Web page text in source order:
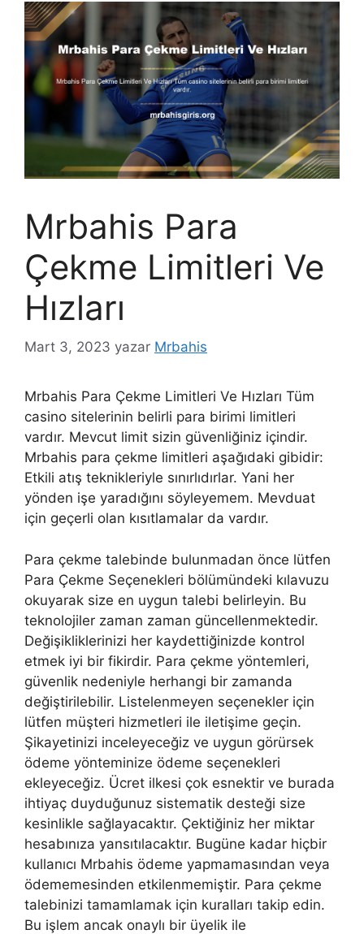
Mrbahis Para
Çekme Limitleri Ve
Hızları
Mart 3, 2023 yazar Mrbahis
Mrbahis Para Çekme Limitleri Ve Hızları Tüm
casino sitelerinin belirli para birimi limitleri
vardır. Mevcut limit sizin güvenliğiniz içindir.
Mrbahis para çekme limitleri aşağıdaki gibidir:
Etkili atış teknikleriyle sınırlıdırlar. Yani her
yönden işe yaradığını söyleyemem. Mevduat
için geçerli olan kısıtlamalar da vardır.
Para çekme talebinde bulunmadan önce lütfen
Para Çekme Seçenekleri bölümündeki kılavuzu
okuyarak size en uygun talebi belirleyin. Bu
teknolojiler zaman zaman güncellenmektedir.
Değişikliklerinizi her kaydettiğinizde kontrol
etmek iyi bir fikirdir. Para çekme yöntemleri,
güvenlik nedeniyle herhangi bir zamanda
değiştirilebilir. Listelenmeyen seçenekler için
lütfen müşteri hizmetleri ile iletişime geçin.
Şikayetinizi inceleyeceğiz ve uygun görürsek
ödeme yönteminize ödeme seçenekleri
ekleyeceğiz. Ücret ilkesi çok esnektir ve burada
ihtiyaç duyduğunuz sistematik desteği size
kesinlikle sağlayacaktır. Çektiğiniz her miktar
hesabınıza yansıtılacaktır. Bugüne kadar hiçbir
kullanıcı Mrbahis ödeme yapmamasından veya
ödememesinden etkilenmemiştir. Para çekme
talebinizi tamamlamak için kuralları takip edin.
Bu işlem ancak onaylı bir üyelik ile